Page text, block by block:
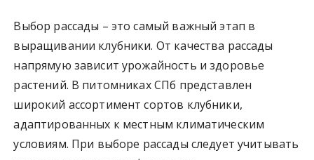
Выбор рассады – это самый важный этап в
выращивании клубники. От качества рассады
напрямую зависит урожайность и здоровье
растений. В питомниках СПб представлен
широкий ассортимент сортов клубники,
адаптированных к местным климатическим
условиям. При выборе рассады следует учитывать